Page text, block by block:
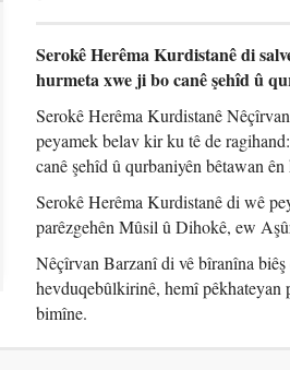
Serokê Herêma Kurdistanê di
hurmeta xwe ji bo canê şehîd û
Serokê Herêma Kurdistanê
peyamek belav kir ku tê de
canê şehîd û qurbaniyên bêtawan
Serokê Herêma Kurdistanê di wê
parêzgehên Mûsil û Dihokê, ew
Nêçîrvan Barzanî di vê bîranîna
hevduqebûlkirinê, hemî
bimîne.